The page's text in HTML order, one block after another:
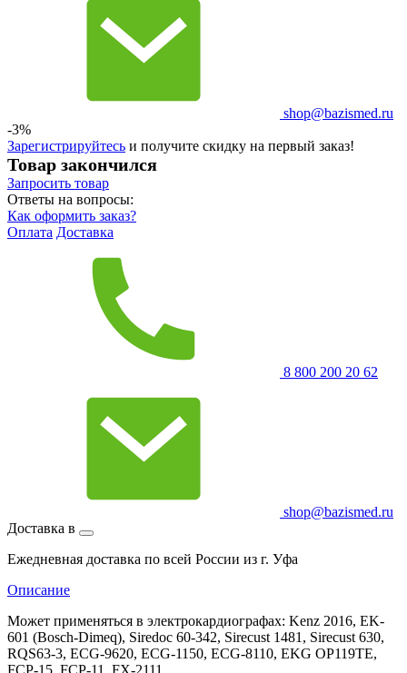
shop@bazismed.ru
-3%
Зарегистрируйтесь и получите скидку на первый заказ!
Товар закончился
Запросить товар
Ответы на вопросы:
Как оформить заказ?
Оплата Доставка
8 800 200 20 62
shop@bazismed.ru
Доставка в
Ежедневная доставка по всей России из г. Уфа
Описание
Может применяться в электрокардиографах: Kenz 2016, EK-
601 (Bosch-Dimeq), Siredoc 60-342, Sirecust 1481, Sirecust 630,
RQS63-3, ECG-9620, ECG-1150, ECG-8110, EKG OP119TE,
FCP-15, FCP-11, FX-2111